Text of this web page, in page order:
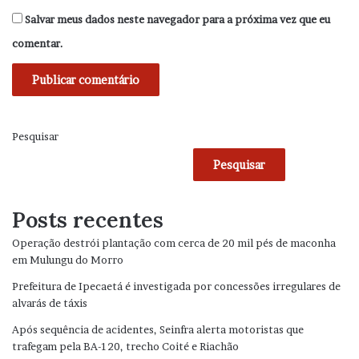
Salvar meus dados neste navegador para a próxima vez que eu
comentar.
Pesquisar
Pesquisar
Posts recentes
Operação destrói plantação com cerca de 20 mil pés de maconha
em Mulungu do Morro
Prefeitura de Ipecaetá é investigada por concessões irregulares de
alvarás de táxis
Após sequência de acidentes, Seinfra alerta motoristas que
trafegam pela BA-120, trecho Coité e Riachão